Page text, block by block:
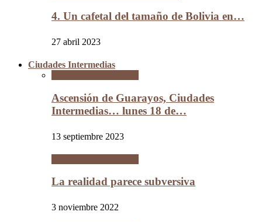
4. Un cafetal del tamaño de Bolivia en…
27 abril 2023
Ciudades Intermedias
Ascensión de Guarayos, Ciudades
Intermedias… lunes 18 de…
13 septiembre 2023
La realidad parece subversiva
3 noviembre 2022